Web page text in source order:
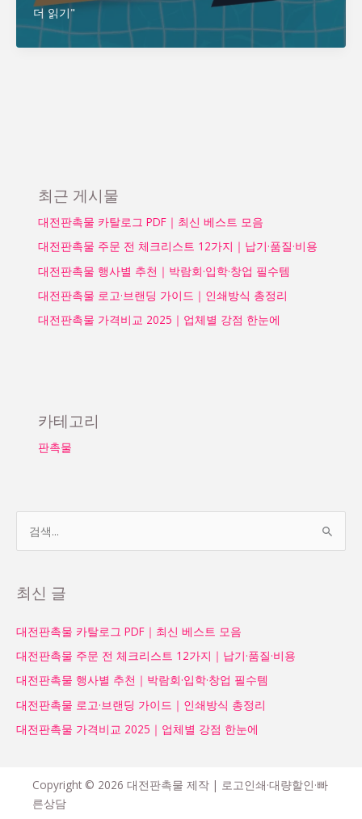
방
식
총
대
전
판
｜
업
별
강
점
눈
더 읽기"
최근 게시물
대전판촉물 카탈로그 PDF｜최신 베스트 모음
대전판촉물 주문 전 체크리스트 12가지｜납기·품질·비용
대전판촉물 행사별 추천｜박람회·입학·창업 필수템
대전판촉물 로고·브랜딩 가이드｜인쇄방식 총정리
대전판촉물 가격비교 2025｜업체별 강점 한눈에
카테고리
판촉물
색
상
최신 글
대전판촉물 카탈로그 PDF｜최신 베스트 모음
대전판촉물 주문 전 체크리스트 12가지｜납기·품질·비용
대전판촉물 행사별 추천｜박람회·입학·창업 필수템
대전판촉물 로고·브랜딩 가이드｜인쇄방식 총정리
대전판촉물 가격비교 2025｜업체별 강점 한눈에
Copyright © 2026 대전판촉물 제작 | 로고인쇄·대량할인·빠
른상담